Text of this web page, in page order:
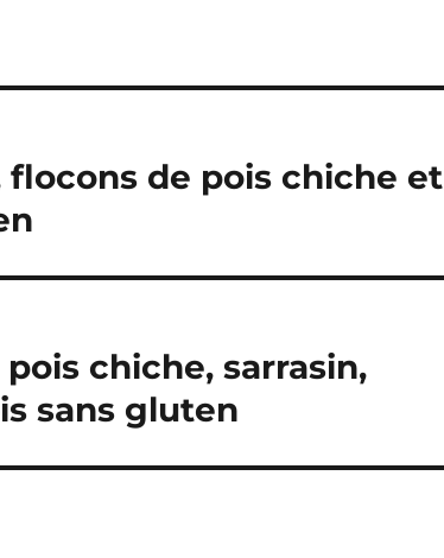
flocons de pois chiche et
chiche, sarrasin,
sans gluten